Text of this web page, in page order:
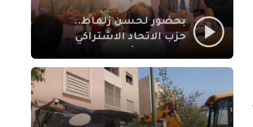
بحضور لحسن زلماط..
حزب الاتحاد الاشتراكي
مقراً بمقاطعة سيدي
يوسف بن علي مراكش